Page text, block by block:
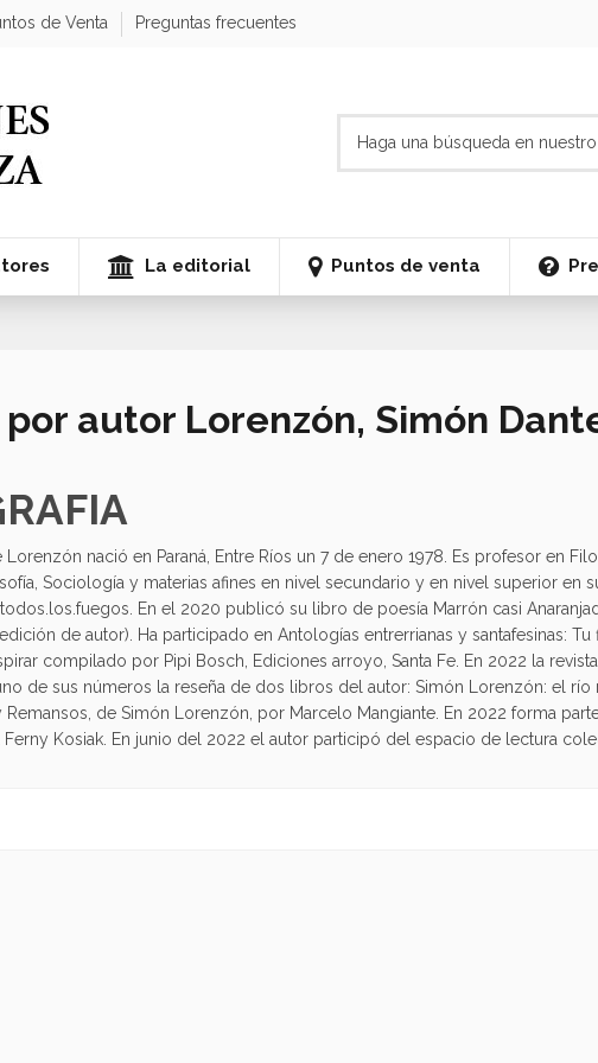
de Venta Preguntas frecuentes
La editorial Puntos de venta
autor Lorenzón, Simón
Lorenzón nació en Paraná, Entre Ríos un 7 de enero 1978. Es profesor en
Sociología y materias afines en nivel secundario y en nivel superior
En el 2020 publicó su libro de poesía Marrón casi
de autor). Ha participado en Antologías entrerrianas y santafesinas:
compilado por Pipi Bosch, Ediciones arroyo, Santa Fe. En 2022 la
de sus números la reseña de dos libros del autor: Simón Lorenzón: el
Remansos, de Simón Lorenzón, por Marcelo Mangiante. En 2022 forma
Kosiak. En junio del 2022 el autor participó del espacio de lectura